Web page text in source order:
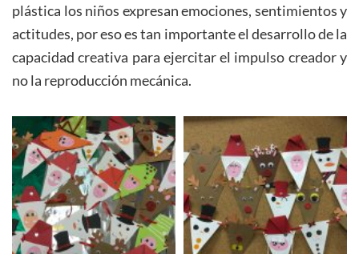
plástica los niños expresan emociones, sentimientos y
actitudes, por eso es tan importante el desarrollo de la
capacidad creativa para ejercitar el impulso creador y
no la reproducción mecánica.